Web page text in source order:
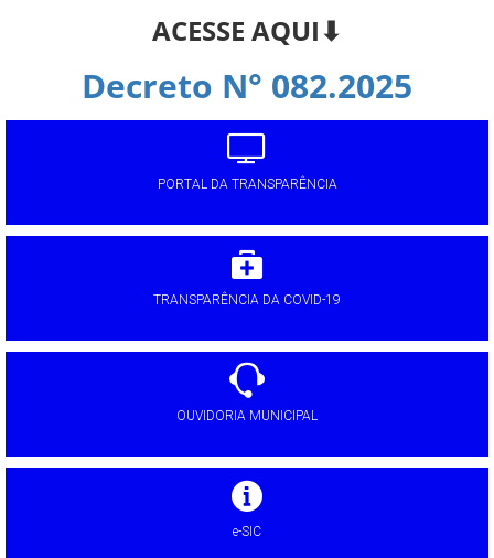
ACESSE AQUI⬇
Decreto N° 082.2025
PORTAL DA TRANSPARÊNCIA
TRANSPARÊNCIA DA COVID-19
OUVIDORIA MUNICIPAL
e-SIC